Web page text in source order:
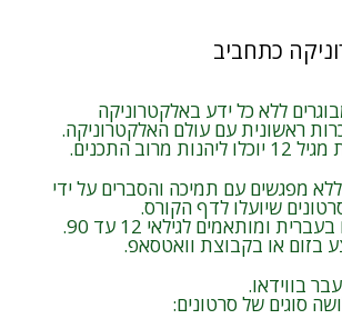
כתחביב
ללא כל ידע באלקטרוניקה
ראשונית עם עולם האלקטרוניקה.
מרוב התכנים.
ללא מפגשים עם תמיכה והסברים על ידי
שיועלו לדף הקורס.
ומותאמים לגילאי 12 עד 90.
בזום או בקבוצת וואטסאפ.
בווידאו.
סוגים של סרטונים: